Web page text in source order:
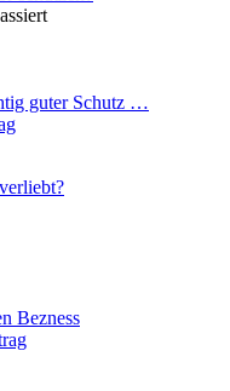
guter Schutz …
Bezness